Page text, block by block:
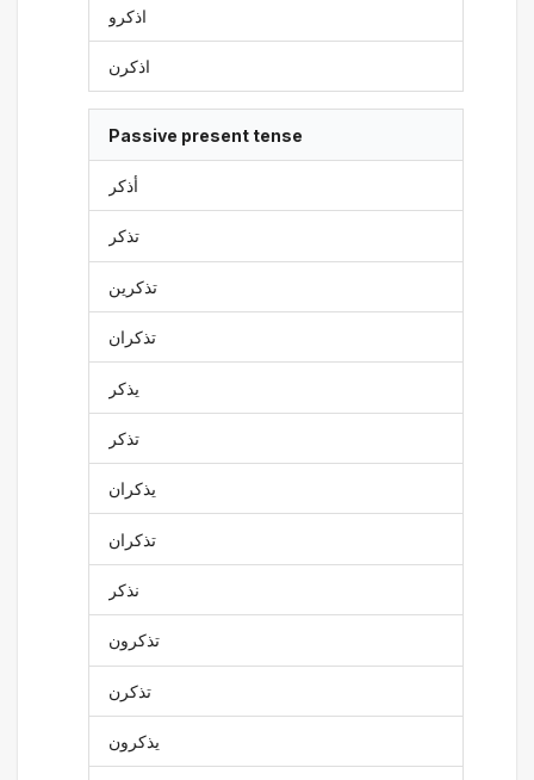
اذكرو
اذكرن
Passive present tense
أذكر
تذكر
تذكرين
تذكران
يذكر
تذكر
يذكران
تذكران
نذكر
تذكرون
تذكرن
يذكرون